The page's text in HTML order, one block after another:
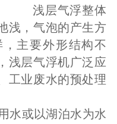
浅层气浮整体
浅，气泡的产生方
主要外形结构不
浅层气浮机广泛应
工业废水的预处理
水或以湖泊水为水